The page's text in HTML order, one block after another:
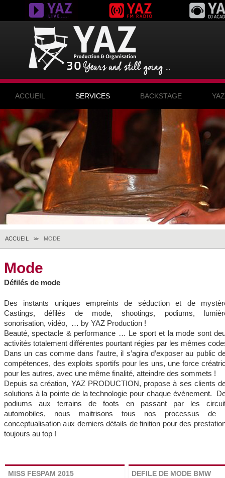
ACCUEIL SERVICES BACKSTAGE
ACCUEIL >> MODE
Mode
Défilés de mode
Des instants uniques empreints de séduction et de
Castings, défilés de mode, shootings, podiums,
sonorisation, vidéo, … by YAZ Production !
Beauté, spectacle & performance … Le sport et la mode sont
activités totalement différentes pourtant régies par les mêmes
Dans un cas comme dans l’autre, il s’agira d’exposer au public
compétences, des exploits sportifs pour les uns, une force
pour les autres, avec une même finalité, atteindre des sommets !
Depuis sa création, YAZ PRODUCTION, propose à ses clients
solutions à la pointe de la technologie pour chaque évènement.
podiums aux terrains de foots en passant par les
automobiles, nous maitrisons tous nos processus de
conceptualisation aux derniers détails de finition pour des
toujours au top !
MISS FESPAM 2015 DEFILE DE MODE BMW